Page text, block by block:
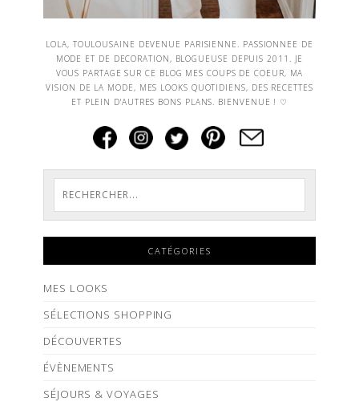
LOLA, TOULOUSAINE DEVENUE PARISIENNE. PASSIONNEE DE
MODE ET DE DECORATION, BLOGUEUSE DEPUIS 2011. JE
VOUS PARTAGE SUR CE BLOG MES COUPS DE COEUR, MA
VISION DE LA MODE, MES LOOKS QUOTIDIENS, DES RECETTES
ET PLEIN D'AUTRES BONS PLANS. BIENVENUE ! ♡
CATÉGORIES
MES LOOKS
SÉLECTIONS SHOPPING
DÉCOUVERTES
ÉVÈNEMENTS
SÉJOURS & VOYAGES